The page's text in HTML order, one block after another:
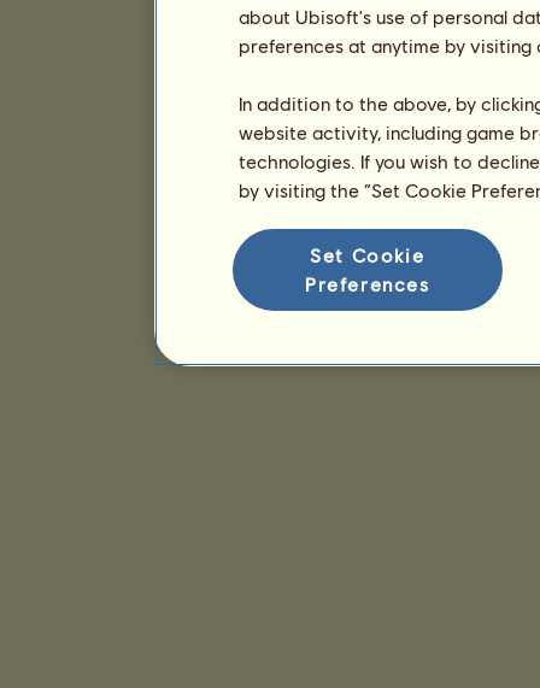
about Ubisoft's use of personal
preferences at anytime by
In addition to the above, by
website activity, including game
technologies. If you wish to
by visiting the “Set Cookie
Set Cookie
Preferences